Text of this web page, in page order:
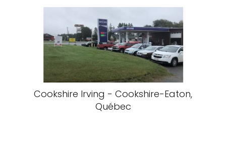
Cookshire Irving - Cookshire-Eaton,
Québec